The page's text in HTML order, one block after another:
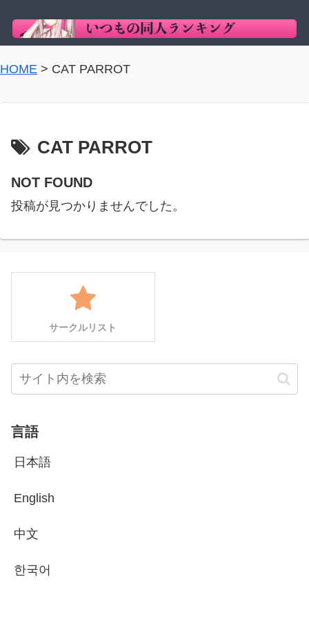
HOME > CAT PARROT
CAT PARROT
NOT FOUND
投稿が見つかりませんでした。
サークルリスト
言語
日本語
English
中文
한국어